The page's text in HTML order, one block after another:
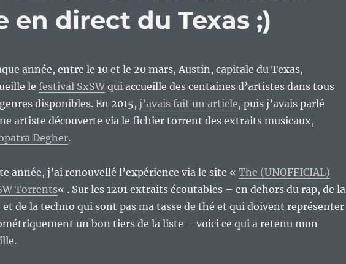
en direct du Texas ;)
année, entre le 10 et le 20 mars, Austin, capitale du Texas,
le festival SxSWqui accueille des centaines d’artistes dans tous
disponibles. En 2015, j’avais fait un article, puis j’avais parlé
artiste découverte via le fichier torrent des extraits musicaux,
Degher.
année, j’ai renouvellé l’expérience via le site « The (UNOFFICIAL)
Torrents« . Sur les 1201 extraits écoutables – en dehors du rap, de la
de la techno qui sont pas ma tasse de thé et qui doivent représenter
un bon tiers de la liste – voici ce qui a retenu mon